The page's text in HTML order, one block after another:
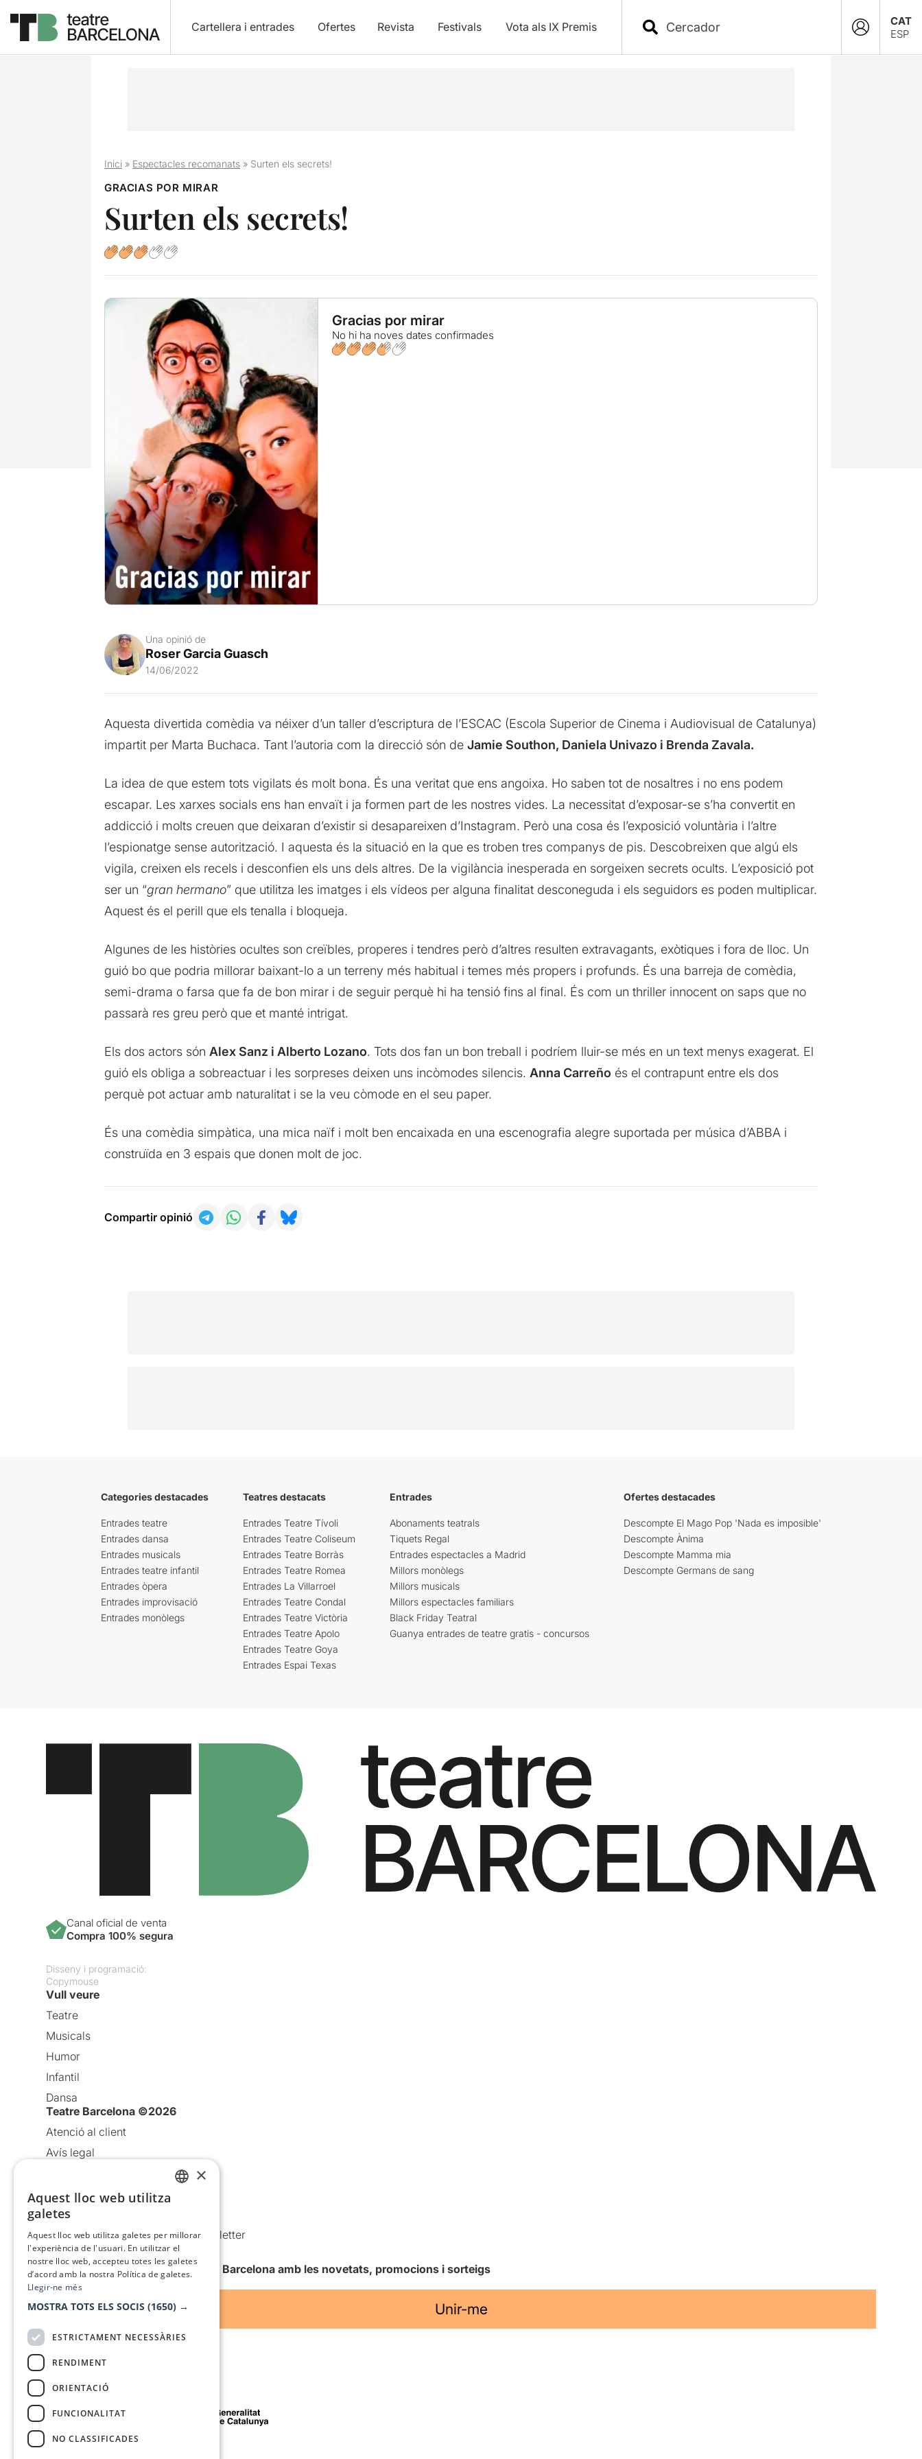
Cartellera i entrades Ofertes Revista Festivals Vota als IX Premis
CAT
ESP
Inici» Espectacles recomanats» Surten els secrets!
GRACIAS POR MIRAR
Surten els secrets!
Gracias por mirar
No hi ha noves dates confirmades
Una opinió de
Roser Garcia Guasch
14/06/2022
Aquesta divertida comèdia va néixer d’un taller d’escriptura de l’ESCAC (Escola Superior de Cinema i Audiovisual de Catalunya)
impartit per Marta Buchaca. Tant l’autoria com la direcció són de Jamie Southon, Daniela Univazo i Brenda Zavala.
La idea de que estem tots vigilats és molt bona. És una veritat que ens angoixa. Ho saben tot de nosaltres i no ens podem
escapar. Les xarxes socials ens han envaït i ja formen part de les nostres vides. La necessitat d’exposar-se s’ha convertit en
addicció i molts creuen que deixaran d’existir si desapareixen d’Instagram. Però una cosa és l’exposició voluntària i l’altre
l’espionatge sense autorització. I aquesta és la situació en la que es troben tres companys de pis. Descobreixen que algú els
vigila, creixen els recels i desconfien els uns dels altres. De la vigilància inesperada en sorgeixen secrets ocults. L’exposició pot
ser un “gran hermano” que utilitza les imatges i els vídeos per alguna finalitat desconeguda i els seguidors es poden multiplicar.
Aquest és el perill que els tenalla i bloqueja.
Algunes de les històries ocultes son creïbles, properes i tendres però d’altres resulten extravagants, exòtiques i fora de lloc. Un
guió bo que podria millorar baixant-lo a un terreny més habitual i temes més propers i profunds. És una barreja de comèdia,
semi-drama o farsa que fa de bon mirar i de seguir perquè hi ha tensió fins al final. És com un thriller innocent on saps que no
passarà res greu però que et manté intrigat.
Els dos actors són Alex Sanz i Alberto Lozano. Tots dos fan un bon treball i podríem lluir-se més en un text menys exagerat. El
guió els obliga a sobreactuar i les sorpreses deixen uns incòmodes silencis. Anna Carreño és el contrapunt entre els dos
perquè pot actuar amb naturalitat i se la veu còmode en el seu paper.
És una comèdia simpàtica, una mica naïf i molt ben encaixada en una escenografia alegre suportada per música d’ABBA i
construïda en 3 espais que donen molt de joc.
Compartir opinió
Categories destacades
Entrades teatre
Entrades dansa
Entrades musicals
Entrades teatre infantil
Entrades òpera
Entrades improvisació
Entrades monòlegs
Teatres destacats
Entrades Teatre Tívoli
Entrades Teatre Coliseum
Entrades Teatre Borràs
Entrades Teatre Romea
Entrades La Villarroel
Entrades Teatre Condal
Entrades Teatre Victòria
Entrades Teatre Apolo
Entrades Teatre Goya
Entrades Espai Texas
Entrades
Abonaments teatrals
Tiquets Regal
Entrades espectacles a Madrid
Millors monòlegs
Millors musicals
Millors espectacles familiars
Black Friday Teatral
Guanya entrades de teatre gratis - concursos
Ofertes destacades
Descompte El Mago Pop 'Nada es imposible'
Descompte Ànima
Descompte Mamma mia
Descompte Germans de sang
Canal oficial de venta
Compra 100% segura
Disseny i programació:
Copymouse
Vull veure
Teatre
Musicals
Humor
Infantil
Dansa
Teatre Barcelona ©2026
Atenció al client
Avís legal
Política de cookies
Condicions d’ús
Comunicacions comercials i Newsletter
Anuncia’t
Vull rebre la newsletter de Teatre Barcelona amb les novetats, promocions i sorteigs
Unir-me
Amb el suport de
×
Aquest lloc web utilitza
galetes
Aquest lloc web utilitza galetes per millorar
l'experiència de l'usuari. En utilitzar el
nostre lloc web, accepteu totes les galetes
d’acord amb la nostra Política de galetes.
Llegir-ne més
MOSTRA TOTS ELS SOCIS (1650) →
ESTRICTAMENT NECESSÀRIES
RENDIMENT
ORIENTACIÓ
FUNCIONALITAT
NO CLASSIFICADES